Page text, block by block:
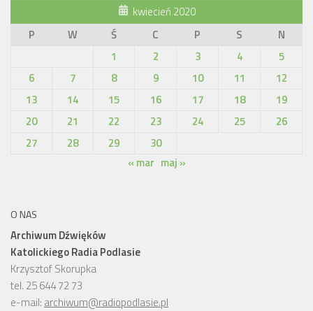
kwiecień 2020
P
W Ś C P S
N
1
2 3 4
5
6
7 8 9 10 11
12
13
14 15 16 17 18
19
20
21 22 23 24 25
26
27
28 29
30
« mar maj »
O NAS
Archiwum Dźwięków
Katolickiego Radia Podlasie
Krzysztof Skorupka
tel. 25 644 72 73
e-mail: archiwum@radiopodlasie.pl